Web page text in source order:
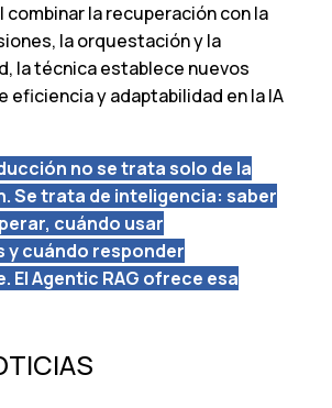
combinar la recuperación con la
la orquestación y la
la técnica establece nuevos
eficiencia y adaptabilidad en la IA
no se trata solo de la
Se trata de inteligencia: saber
cuándo usar
y cuándo responder
El Agentic RAG ofrece esa